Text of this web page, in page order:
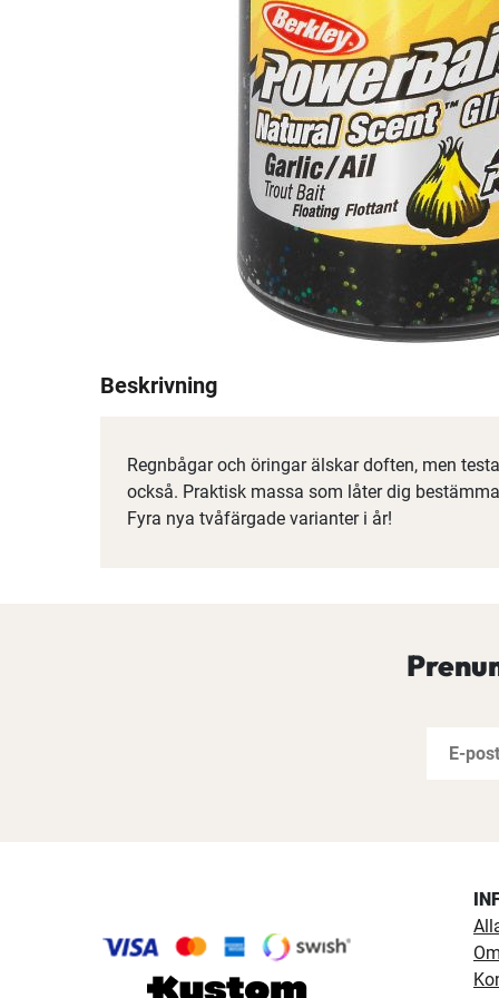
Beskrivning
Regnbågar och öringar älskar doften, men
också. Praktisk massa som låter dig
Fyra nya tvåfärgade varianter i år!